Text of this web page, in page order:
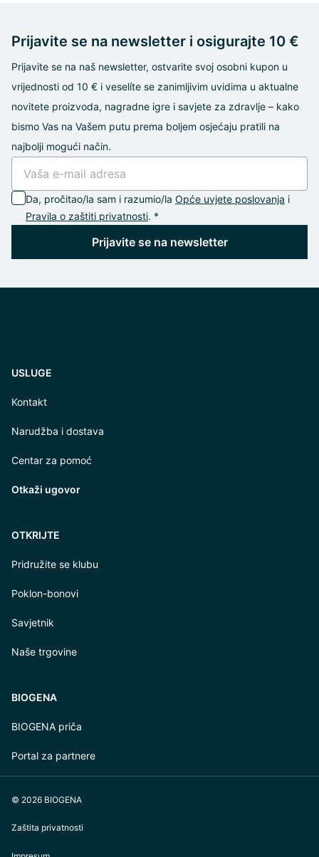
Prijavite se na newsletter i osigurajte 10 €
Prijavite se na naš newsletter, ostvarite svoj osobni kupon u
vrijednosti od 10 € i veselíte se zanimljivim uvidima u aktualne
novitete proizvoda, nagradne igre i savjete za zdravlje – kako
bismo Vas na Vašem putu prema boljem osjećaju pratili na
najbolji mogući način.
Da, pročitao/la sam i razumio/la Opće uvjete poslovanja i
Pravila o zaštiti privatnosti. *
Prijavite se na newsletter
USLUGE
Kontakt
Narudžba i dostava
Centar za pomoć
Otkaži ugovor
OTKRIJTE
Pridružite se klubu
Poklon-bonovi
Savjetnik
Naše trgovine
BIOGENA
BIOGENA priča
Portal za partnere
© 2026 BIOGENA
Zaštita privatnosti